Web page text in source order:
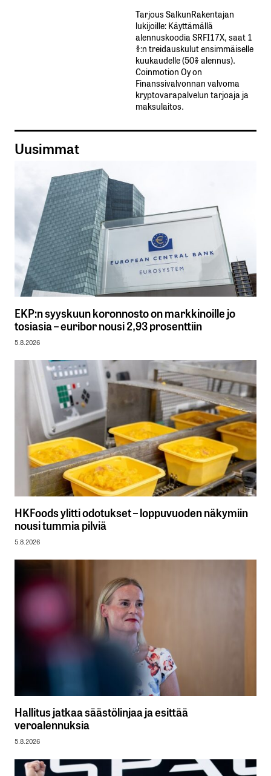
Tarjous SalkunRakentajan
lukijoille: Käyttämällä​ ​
alennuskoodia​ ​SRFI17X,​ ​saat​ ​1
%:n treidauskulut​ ​ensimmäiselle​ ​
kuukaudelle​ ​(50%​ ​alennus).
Coinmotion Oy on
Finanssivalvonnan valvoma
kryptovarapalvelun tarjoaja ja
maksulaitos.
Uusimmat
EKP:n syyskuun koronnosto on markkinoille jo
tosiasia – euribor nousi 2,93 prosenttiin
5.8.2026
HKFoods ylitti odotukset – loppuvuoden näkymiin
nousi tummia pilviä
5.8.2026
Hallitus jatkaa säästölinjaa ja esittää
veroalennuksia
5.8.2026